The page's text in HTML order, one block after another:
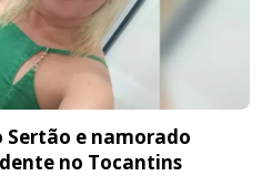
e namorado
no Tocantins